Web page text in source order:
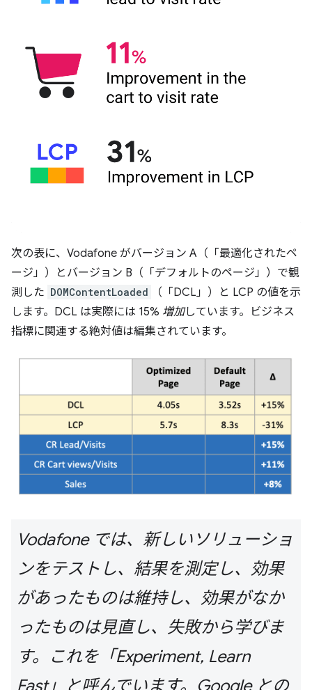
次の表に、Vodafone がバージョン A（「最適化されたペ
ージ」）とバージョン B（「デフォルトのページ」）で観
測した DOMContentLoaded
（「DCL」）と LCP の値を示
します。DCL は実際には 15% 増加しています。ビジネス
指標に関連する絶対値は編集されています。
Vodafone では、新しいソリューショ
ンをテストし、結果を測定し、効果
があったものは維持し、効果がなか
ったものは見直し、失敗から学びま
す。これを「Experiment, Learn